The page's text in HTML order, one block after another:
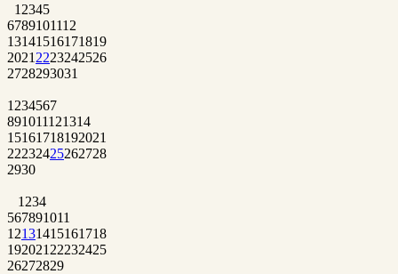
1 2345
6789101112
13141516171819
2021 2223242526
2728293031
1 234567
891011121314
15161718192021
22232425262728
2930
1 234
567891011
12131415161718
192021 22232425
26272829